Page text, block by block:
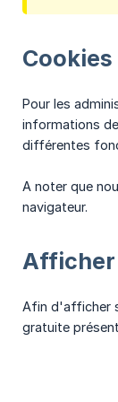
Pour les
informations
différentes
A noter que
navigateur.
Afficher
Afin d'afficher
gratuite